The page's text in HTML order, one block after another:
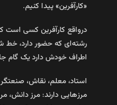
«کارآفرین» پیدا کنیم.
درواقع کارآفرین کسی است
رشته‌ای که حضور دارد، خط
اطراف خودش دارد یک گام
استاد، معلم، نقاش،
مرز‌هایی دارند: مرز دانش،